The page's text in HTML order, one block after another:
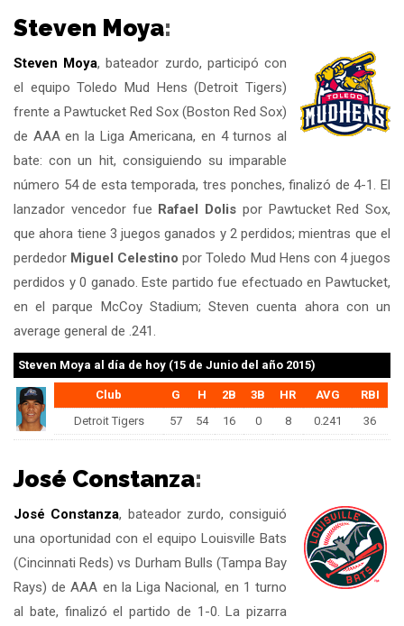
Steven Moya:
Steven Moya, bateador zurdo, participó con
el equipo Toledo Mud Hens (Detroit Tigers)
frente a Pawtucket Red Sox (Boston Red Sox)
de AAA en la Liga Americana, en 4 turnos al
bate: con un hit, consiguiendo su imparable
número 54 de esta temporada, tres ponches, finalizó de 4-1. El
lanzador vencedor fue Rafael Dolis por Pawtucket Red Sox,
que ahora tiene 3 juegos ganados y 2 perdidos; mientras que el
perdedor Miguel Celestino por Toledo Mud Hens con 4 juegos
perdidos y 0 ganado. Este partido fue efectuado en Pawtucket,
en el parque McCoy Stadium; Steven cuenta ahora con un
average general de .241.
Steven Moya al día de hoy (15 de Junio del año 2015)
Club G H 2B 3B HR AVG
RBI
Detroit Tigers
57 54 16 0 8 0.241 36
José Constanza:
José Constanza, bateador zurdo, consiguió
una oportunidad con el equipo Louisville Bats
(Cincinnati Reds) vs Durham Bulls (Tampa Bay
Rays) de AAA en la Liga Nacional, en 1 turno
al bate, finalizó el partido de 1-0. La pizarra